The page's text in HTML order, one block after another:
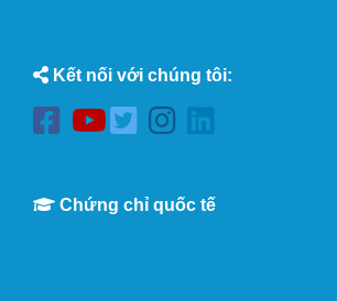
Kết nối với chúng tôi:
Chứng chỉ quốc tế